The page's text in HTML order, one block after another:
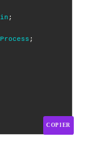
;
;
COPIER